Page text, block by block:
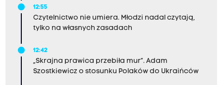
12:55
Czytelnictwo nie umiera. Młodzi nadal czytają,
tylko na własnych zasadach
12:42
„Skrajna prawica przebiła mur”. Adam
Szostkiewicz o stosunku Polaków do Ukraińców